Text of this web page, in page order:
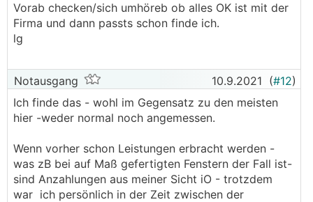
Vorab checken/sich umhöreb ob alles OK ist mit der
Firma und dann passts schon finde ich.
lg
Notausgang 10.9.2021 (#12)
Ich finde das - wohl im Gegensatz zu den meisten
hier -weder normal noch angemessen.
Wenn vorher schon Leistungen erbracht werden -
was zB bei auf Maß gefertigten Fenstern der Fall ist-
sind Anzahlungen aus meiner Sicht iO - trotzdem
war ich persönlich in der Zeit zwischen der